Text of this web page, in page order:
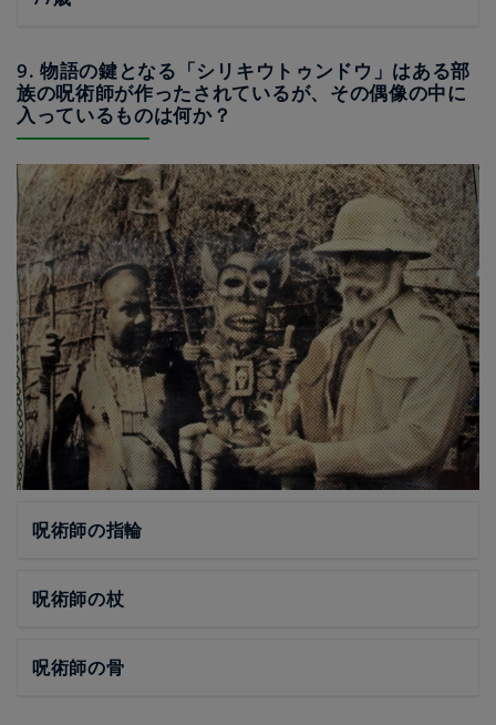
9. 物語の鍵となる「シリキウトゥンドウ」はある部
族の呪術師が作ったされているが、その偶像の中に
入っているものは何か？
呪術師の指輪
呪術師の杖
呪術師の骨